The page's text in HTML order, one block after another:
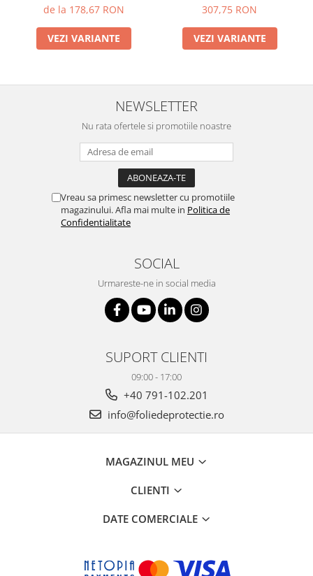
de la 178,67 RON
VEZI VARIANTE
307,75 RON
VEZI VARIANTE
NEWSLETTER
Nu rata ofertele si promotiile noastre
Vreau sa primesc newsletter cu promotiile
magazinului. Afla mai multe in Politica de
Confidentialitate
SOCIAL
Urmareste-ne in social media
SUPORT CLIENTI
09:00 - 17:00
+40 791-102.201
info@foliedeprotectie.ro
MAGAZINUL MEU
CLIENTI
DATE COMERCIALE